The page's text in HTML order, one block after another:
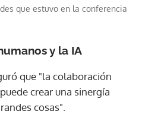
que estuvo en la conferencia
y la IA
que "la colaboración
crear una sinergía
cosas".